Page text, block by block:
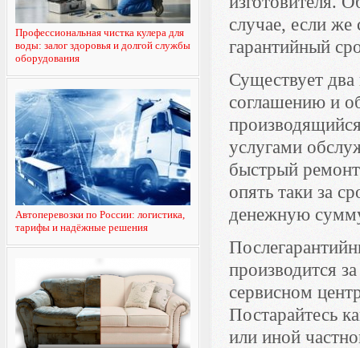
Профессиональная чистка кулера для
воды: залог здоровья и долгой службы
оборудования
Автоперевозки по России: логистика,
тарифы и надёжные решения
случае, если же
гарантийный
Существует
соглашению и
услугами
быстрый
опять таки за
денежную
производится
сервисном
Постарайтесь
или иной